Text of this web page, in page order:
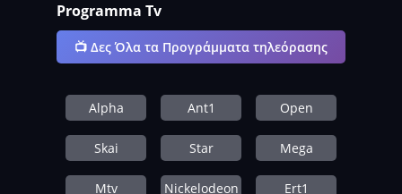
Programma Tv
📺 Δες Όλα τα Προγράμματα τηλεόρασης
Alpha Ant1 Open
Skai Star Mega
Mtv Nickelodeon Ert1